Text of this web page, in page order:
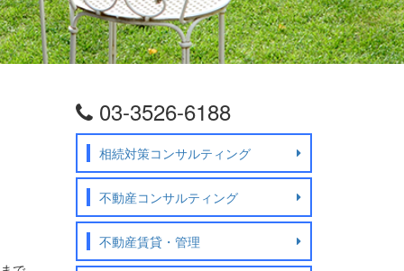
03-3526-6188
相続対策コンサルティング
不動産コンサルティング
不動産賃貸・管理